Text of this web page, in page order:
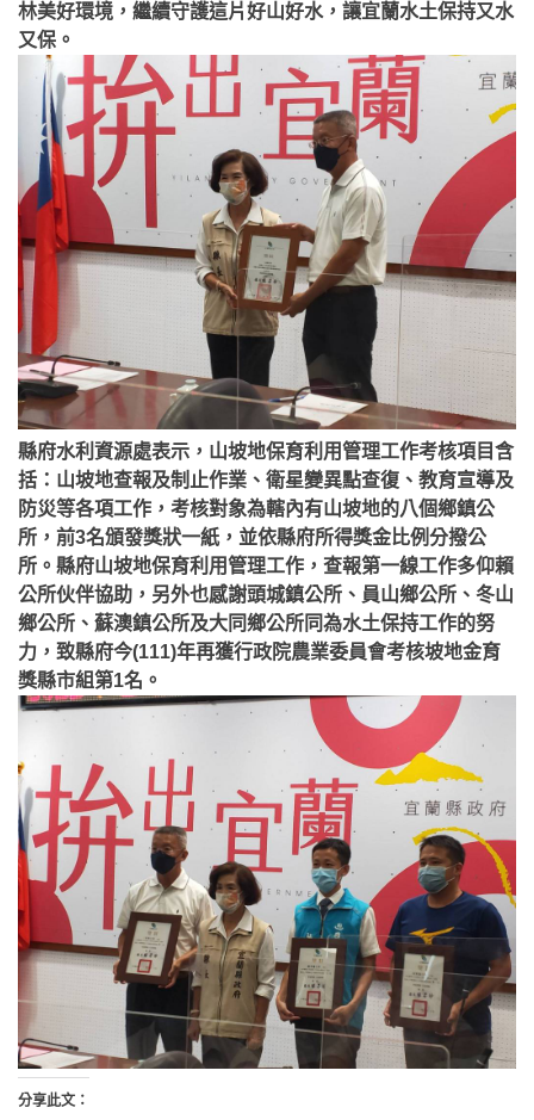
林美好環境，繼續守護這片好山好水，讓宜蘭水土保持又水
又保。
縣府水利資源處表示，山坡地保育利用管理工作考核項目含
括：山坡地查報及制止作業、衛星變異點查復、教育宣導及
防災等各項工作，考核對象為轄內有山坡地的八個鄉鎮公
所，前3名頒發獎狀一紙，並依縣府所得獎金比例分撥公
所。縣府山坡地保育利用管理工作，查報第一線工作多仰賴
公所伙伴協助，另外也感謝頭城鎮公所、員山鄉公所、冬山
鄉公所、蘇澳鎮公所及大同鄉公所同為水土保持工作的努
力，致縣府今(111)年再獲行政院農業委員會考核坡地金育
獎縣市組第1名。
分享此文：